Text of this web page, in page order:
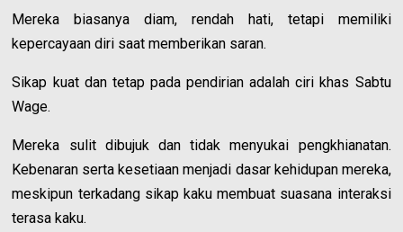
Mereka biasanya diam, rendah hati, tetapi memiliki
kepercayaan diri saat memberikan saran.
Sikap kuat dan tetap pada pendirian adalah ciri khas Sabtu
Wage.
Mereka sulit dibujuk dan tidak menyukai pengkhianatan.
Kebenaran serta kesetiaan menjadi dasar kehidupan mereka,
meskipun terkadang sikap kaku membuat suasana interaksi
terasa kaku.